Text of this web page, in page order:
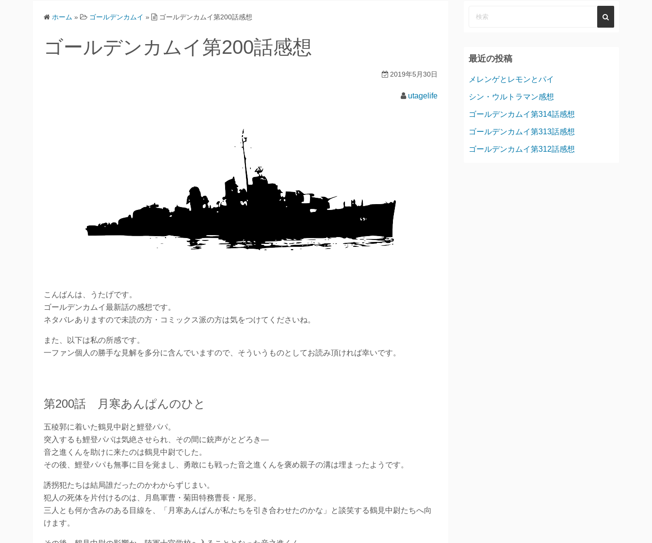
ホーム » ゴールデンカムイ » ゴールデンカムイ第200話感想
ゴールデンカムイ第200話感想
2019年5月30日
utagelife
こんばんは、うたげです。
ゴールデンカムイ最新話の感想です。
ネタバレありますので未読の方・コミックス派の方は気をつけてくださいね。
また、以下は私の所感です。
一ファン個人の勝手な見解を多分に含んでいますので、そういうものとしてお読み頂ければ幸いです。
第200話 月寒あんぱんのひと
五稜郭に着いた鶴見中尉と鯉登パパ。
突入するも鯉登パパは気絶させられ、その間に銃声がとどろき―
音之進くんを助けに来たのは鶴見中尉でした。
その後、鯉登パパも無事に目を覚まし、勇敢にも戦った音之進くんを褒め親子の溝は埋まったようです。
誘拐犯たちは結局誰だったのかわからずじまい。
犯人の死体を片付けるのは、月島軍曹・菊田特務曹長・尾形。
三人とも何か含みのある目線を、「月寒あんぱんが私たちを引き合わせたのかな」と談笑する鶴見中尉たちへ向
けます。
最近の投稿
メレンゲとレモンとパイ
シン・ウルトラマン感想
ゴールデンカムイ第314話感想
ゴールデンカムイ第313話感想
ゴールデンカムイ第312話感想